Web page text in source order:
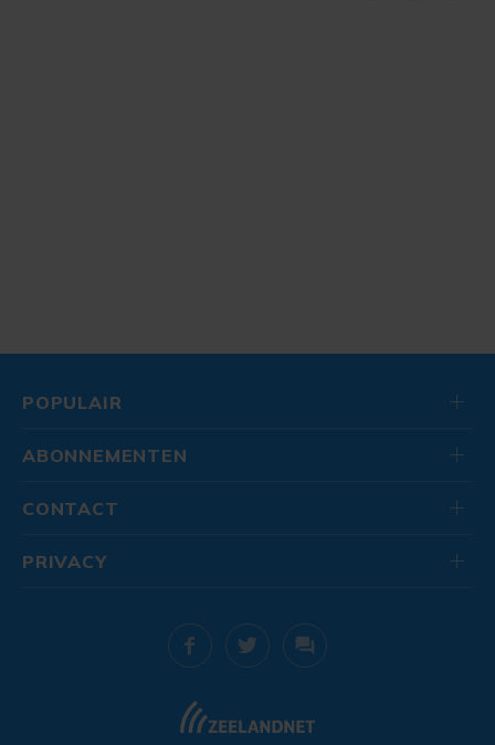
POPULAIR
ABONNEMENTEN
CONTACT
PRIVACY